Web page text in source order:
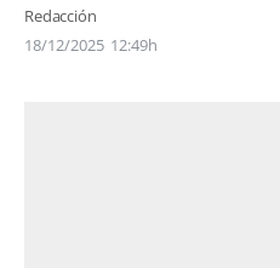
Redacción
18/12/2025 12:49h